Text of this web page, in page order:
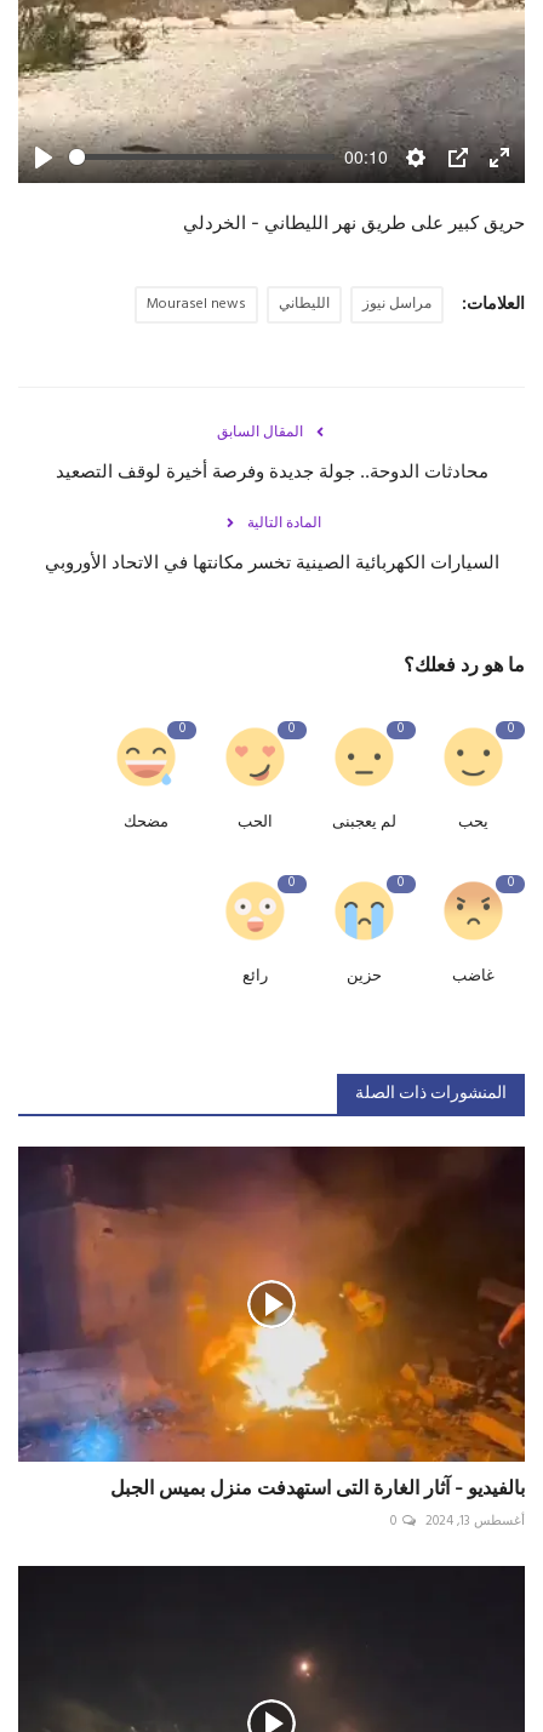
Play
00:10
Settings
PIP
Enter
حريق كبير على طريق نهر الليطاني - الخردلي
العلامات: مراسل نيوز الليطاني Mourasel news
المقال السابق
محادثات الدوحة.. جولة جديدة وفرصة أخيرة لوقف التصعيد
المادة التالية
السيارات الكهربائية الصينية تخسر مكانتها في الاتحاد الأوروبي
ما هو رد فعلك؟
0
يحب
0
لم يعجبنى
0
الحب
0
مضحك
0
غاضب
0
حزين
0
رائع
المنشورات ذات الصلة
بالفيديو - آثار الغارة التى استهدفت منزل بميس الجبل
أغسطس 13, 2024 0